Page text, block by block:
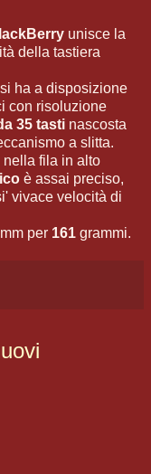
unisce la
della tastiera
si ha a disposizione
con risoluzione
35 tasti nascosta
a slitta.
nella fila in alto
è assai preciso,
vivace velocità di
mm per 161 grammi.